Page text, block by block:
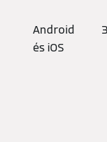
Android
és iOS